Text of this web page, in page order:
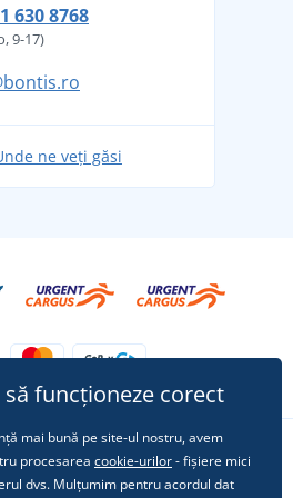
cu bagajul - pregătiți-vă
rol principal: ținute pentru
630 8768
9-17)
ne veți găsi
ne pe rețelele sociale
funcționeze corect
mai bună pe site-ul nostru, avem
procesarea cookie-urilor- fișiere mici
dvs. Mulțumim pentru acordul dat